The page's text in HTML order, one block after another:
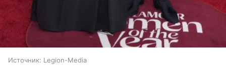
Источник: Legion-Media